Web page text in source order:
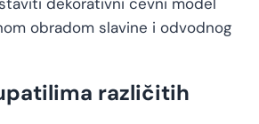
dekorativni cevni model
obradom slavine i odvodnog
različitih